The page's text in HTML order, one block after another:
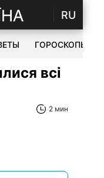
RU
ГОРОСКОПЫ
всі
2 мин